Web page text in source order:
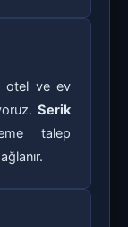
otel ve ev
Serik
talep